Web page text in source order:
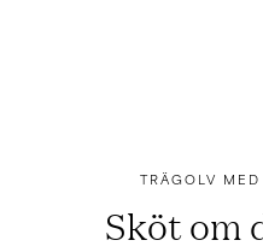
Inreda med trä
Inreda med träpanel
TRÄGOLV
Sköt om